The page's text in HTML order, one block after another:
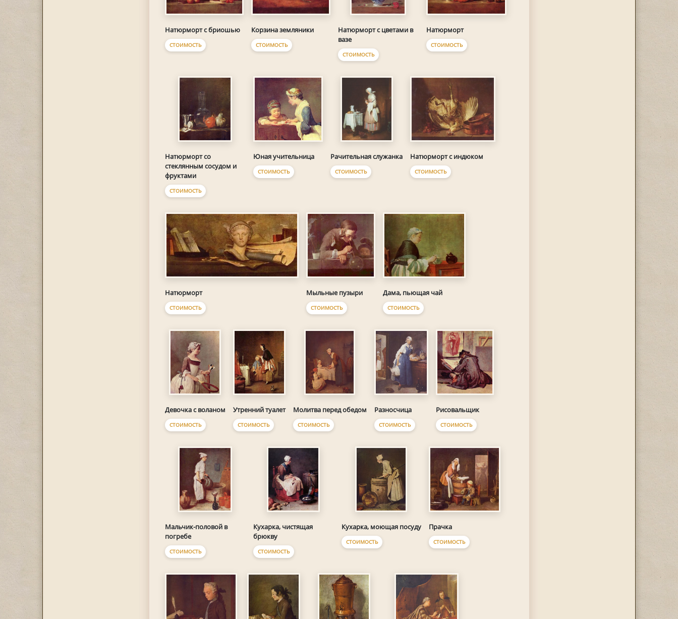
Натюрморт с бриошью
СТОИМОСТЬ
Корзина земляники
СТОИМОСТЬ
Натюрморт с цветами в
вазе
СТОИМОСТЬ
Натюрморт
СТОИМОСТЬ
Натюрморт со
стеклянным сосудом и
фруктами
СТОИМОСТЬ
Юная учительница
СТОИМОСТЬ
Рачительная служанка
СТОИМОСТЬ
Натюрморт с индюком
СТОИМОСТЬ
Натюрморт
СТОИМОСТЬ
Мыльные пузыри
СТОИМОСТЬ
Дама, пьющая чай
СТОИМОСТЬ
Девочка с воланом
СТОИМОСТЬ
Утренний туалет
СТОИМОСТЬ
Молитва перед обедом
СТОИМОСТЬ
Разносчица
СТОИМОСТЬ
Рисовальщик
СТОИМОСТЬ
Мальчик-половой в
погребе
СТОИМОСТЬ
Кухарка, чистящая
брюкву
СТОИМОСТЬ
Кухарка, моющая посуду
СТОИМОСТЬ
Прачка
СТОИМОСТЬ